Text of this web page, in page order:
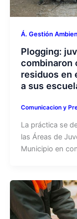
Á. Gestión
Plogging:
combinaron
residuos en
a sus
Comunicacion y
La práctica se
las Áreas de
Municipio en